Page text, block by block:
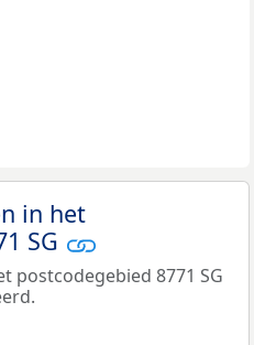
in het
SG
postcodegebied 8771 SG